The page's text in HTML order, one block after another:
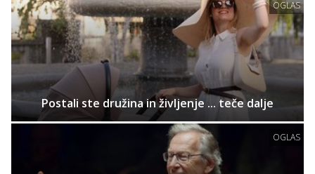
OGLAS
Postali ste družina in življenje ... teče dalje
OGLAS